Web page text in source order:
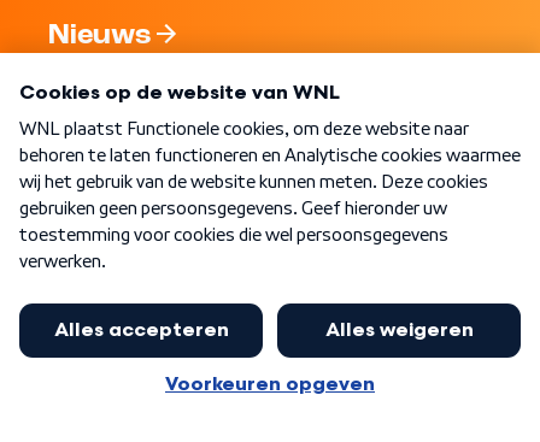
Nieuws
Nieuwsbrief
Word Lid